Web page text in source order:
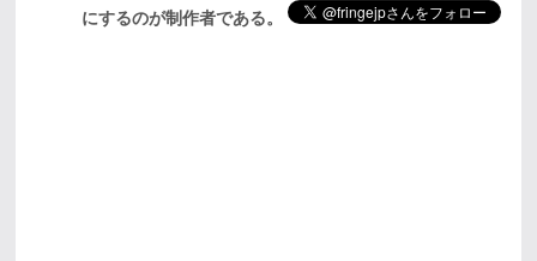
にするのが制作者である。